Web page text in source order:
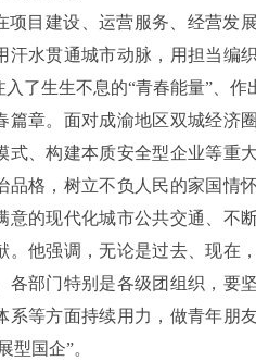
项目建设、运营服务、经营发
汗水贯通城市动脉，用担当编
了生生不息的“青春能量”、
篇章。面对成渝地区双城经济
式、构建本质安全型企业等重
品格，树立不负人民的家国情
意的现代化城市公共交通、不
。他强调，无论是过去、现在
各部门特别是各级团组织，要
系等方面持续用力，做青年朋
型国企”。